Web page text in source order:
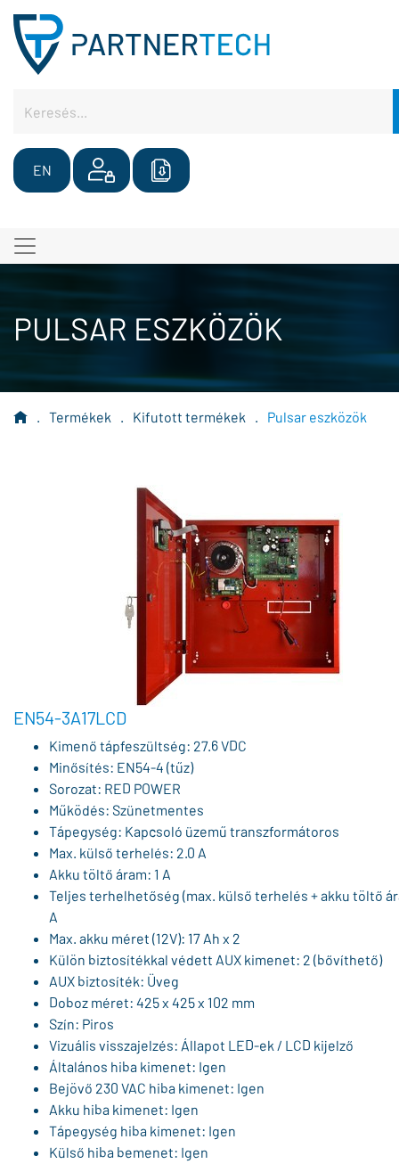
EN
PULSAR ESZKÖZÖK
. Termékek . Kifutott termékek . Pulsar eszközök
EN54-3A17LCD
Kimenő tápfeszültség: 27.6 VDC
Minősítés: EN54-4 (tűz)
Sorozat: RED POWER
Működés: Szünetmentes
Tápegység: Kapcsoló üzemű transzformátoros
Max. külső terhelés: 2.0 A
Akku töltő áram: 1 A
Teljes terhelhetőség (max. külső terhelés + akku töltő
A
Max. akku méret (12V): 17 Ah x 2
Külön biztosítékkal védett AUX kimenet: 2 (bővíthető)
AUX biztosíték: Üveg
Doboz méret: 425 x 425 x 102 mm
Szín: Piros
Vizuális visszajelzés: Állapot LED-ek / LCD kijelző
Általános hiba kimenet: Igen
Bejövő 230 VAC hiba kimenet: Igen
Akku hiba kimenet: Igen
Tápegység hiba kimenet: Igen
Külső hiba bemenet: Igen